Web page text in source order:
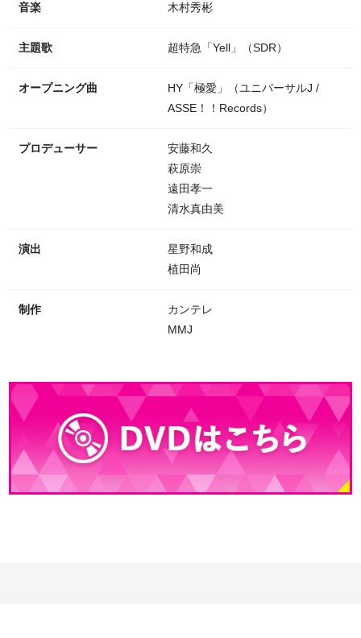
音楽 木村秀彬
主題歌 超特急「Yell」（SDR）
オープニング曲
HY「極愛」（ユニバーサルJ /
ASSE！！Records）
プロデューサー
安藤和久
萩原崇
遠田孝一
清水真由美
演出
星野和成
植田尚
制作
カンテレ
MMJ